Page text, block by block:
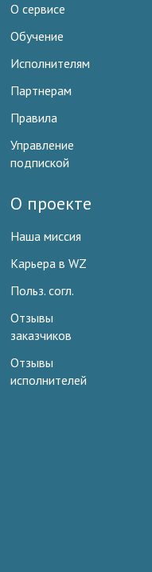
О сервисе
Обучение
Исполнителям
Партнерам
Правила
Управление
подпиской
О проекте
Наша миссия
Карьера в WZ
Польз. согл.
Отзывы
заказчиков
Отзывы
исполнителей